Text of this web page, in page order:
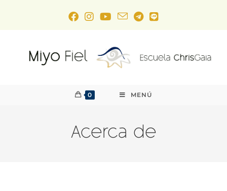
0 MENÚ
Acerca de